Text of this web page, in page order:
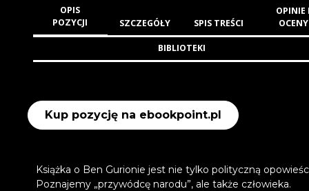
OPIS
POZYCJI
SZCZEGÓŁY SPIS TREŚCI
OPINIE
OCENY
BIBLIOTEKI
Kup pozycję na ebookpoint.pl
Książka o Ben Gurionie jest nie tylko polityczną
Poznajemy „przywódcę narodu”, ale także człowieka.